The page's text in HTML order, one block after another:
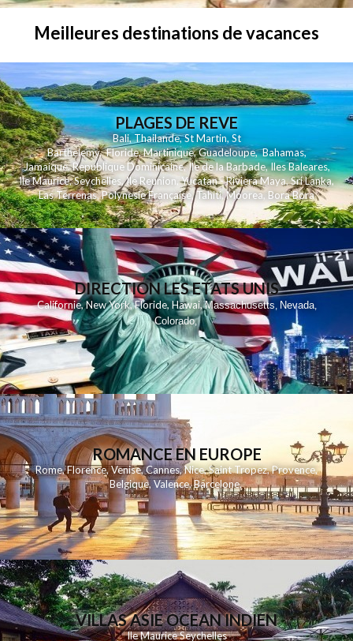
Meilleures destinations de vacances
PLAGES DE REVE
Bali,Thailande,St Martin,St
Barthelemy,Floride,Martinique,Guadeloupe,Bahamas,
Jamaique,Republique Dominicaine,Ile de la Barbade,Iles Baleares,
Ile Maurice,Seychelles,Ile Reunion ,Yucatan - Riviera Maya,Sri Lanka,
Las Terrenas,Polynesie Française,Tahiti,Moorea, Bora Bora
DIRECTION LES ETATS UNIS
Californie,New York,Floride,Hawai,Massachusetts, Nevada,
Colorado,
ROMANCE EN EUROPE
Rome,Florence,Venise,Cannes,Nice,Saint Tropez,Provence,
Belgique,Valence,Barcelone,
VILLAS ASIE OCEAN INDIEN
Ile MauriceSeychelles